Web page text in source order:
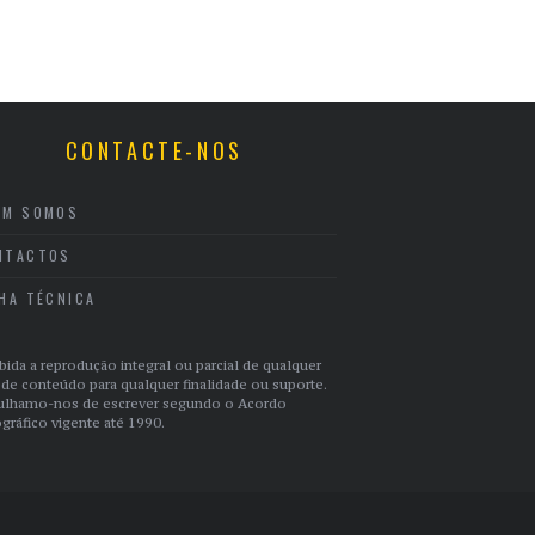
CONTACTE-NOS
SOMOS
TÉCNICA
a reprodução integral ou parcial de qualquer
conteúdo para qualquer finalidade ou suporte.
nos de escrever segundo o Acordo
vigente até 1990.